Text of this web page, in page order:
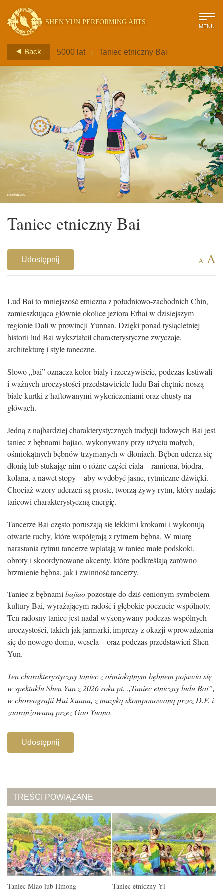
SHEN YUN PERFORMING ARTS MENU
Back 5000 lat > Taniec etniczny Bai
Taniec etniczny Bai
Udostępnij A A
Lud Bai to mniejszość etniczna z południowo-zachodnich Chin,
zamieszkująca głównie okolice jeziora Erhai w dzisiejszym
regionie Dali w prowincji Yunnan. Dzięki ponad tysiącletniej
historii lud Bai wykształcił charakterystyczne zwyczaje,
architekturę i style taneczne.
Słowo „bai” oznacza kolor biały i rzeczywiście, podczas festiwali
i ważnych uroczystości przedstawiciele ludu Bai chętnie noszą
białe kurtki z haftowanymi wykończeniami oraz chusty na
główach.
Jedną z najbardziej charakterystycznych tradycji ludowych Bai jest
taniec z bębnami bajiao, wykonywany przy użyciu małych,
ośmiokątnych bębnów trzymanych w dłoniach. Bęben uderza się
dłonią lub stukając nim o różne części ciała – ramiona, biodra,
kolana, a nawet stopy – aby wydobyć jasne, rytmiczne dźwięki.
Chociaż wzory uderzeń są proste, tworzą żywy rytm, który nadaje
tańcowi charakterystyczną energię.
Tancerze Bai często poruszają się lekkimi krokami i wykonują
otwarte ruchy, które współgrają z rytmem bębna. W miarę
narastania rytmu tancerze wplatają w taniec małe podskoki,
obroty i skoordynowane akcenty, które podkreślają zarówno
brzmienie bębna, jak i zwinność tancerzy.
Taniec z bębnamibajiaopozostaje do dziś cenionym symbolem
kultury Bai, wyrażającym radość i głębokie poczucie wspólnoty.
Ten radosny taniec jest nadal wykonywany podczas wspólnych
uroczystości, takich jak jarmarki, imprezy z okazji wprowadzenia
się do nowego domu, wesela – oraz podczas przedstawień Shen
Yun.
Ten charakterystyczny taniec z ośmiokątnym bębnem pojawia się
w spektaklu Shen Yun z 2026 roku pt. „Taniec etniczny ludu Bai”,
w choreografii Hui Xuana, z muzyką skomponowaną przez D.F. i
zaaranżowaną przez Gao Yuana.
Udostępnij
TREŚCI POWIĄZANE
Taniec Miao lub Hmong Taniec etniczny Yi